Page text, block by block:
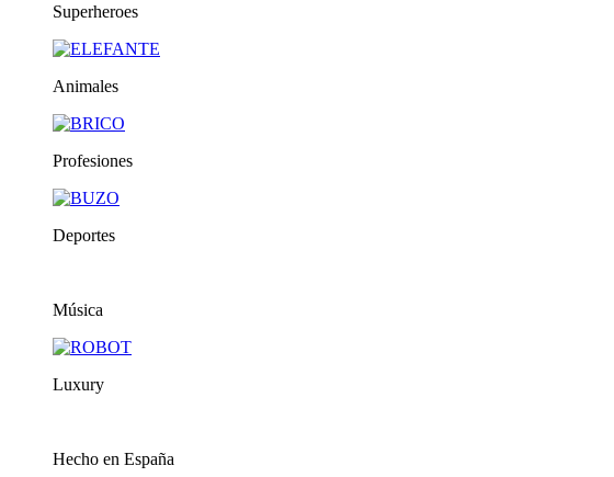
Superheroes
Animales
Profesiones
Deportes
Música
Luxury
Hecho en España